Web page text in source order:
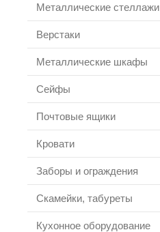
Металлические стеллажи
Верстаки
Металлические шкафы
Сейфы
Почтовые ящики
Кровати
Заборы и ограждения
Скамейки, табуреты
Кухонное оборудование